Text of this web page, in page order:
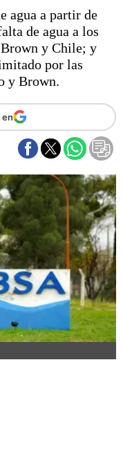
Olímpico
y finanzas
agua a partir de
de agua a los
y Chile; y
por las
y Brown.
en